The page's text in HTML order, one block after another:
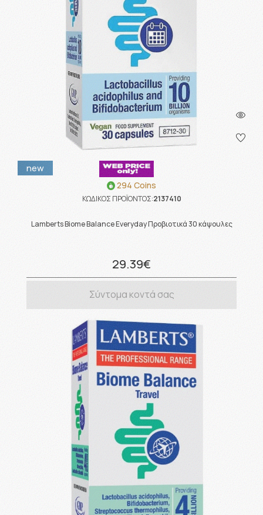
new
294 Coins
ΚΩΔΙΚΟΣ ΠΡΟΪΟΝΤΟΣ:2137410
Lamberts Biome Balance Everyday Προβιοτικά 30 κάψουλες
29.39€
Σύντομα κοντά σας